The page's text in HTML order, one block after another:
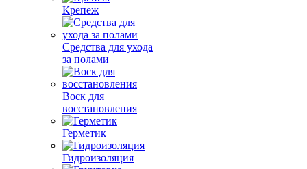
Крепеж
Средства для ухода
за полами
Воск для
восстановления
Герметик
Гидроизоляция